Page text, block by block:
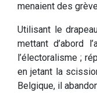
menaient des
Utilisant le
mettant d’abord
l’électoralisme ;
en jetant la
Belgique, il